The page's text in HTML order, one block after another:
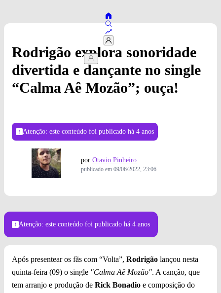
Rodrigão explora sonoridade
divertida e dançante no single
“Calma Aê Mozão”; ouça!
Atenção: este conteúdo foi publicado há 4 anos
por Otavio Pinheiro
publicado em 09/06/2022, 23:06
Atenção: este conteúdo foi publicado há 4 anos
Após presentear os fãs com “Volta”, Rodrigão lançou nesta
quinta-feira (09) o single "Calma Aê Mozão". A canção, que
tem arranjo e produção de Rick Bonadio e composição do